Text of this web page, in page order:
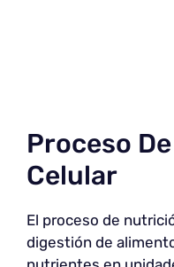
Proceso
Celular
El proceso de
digestión de